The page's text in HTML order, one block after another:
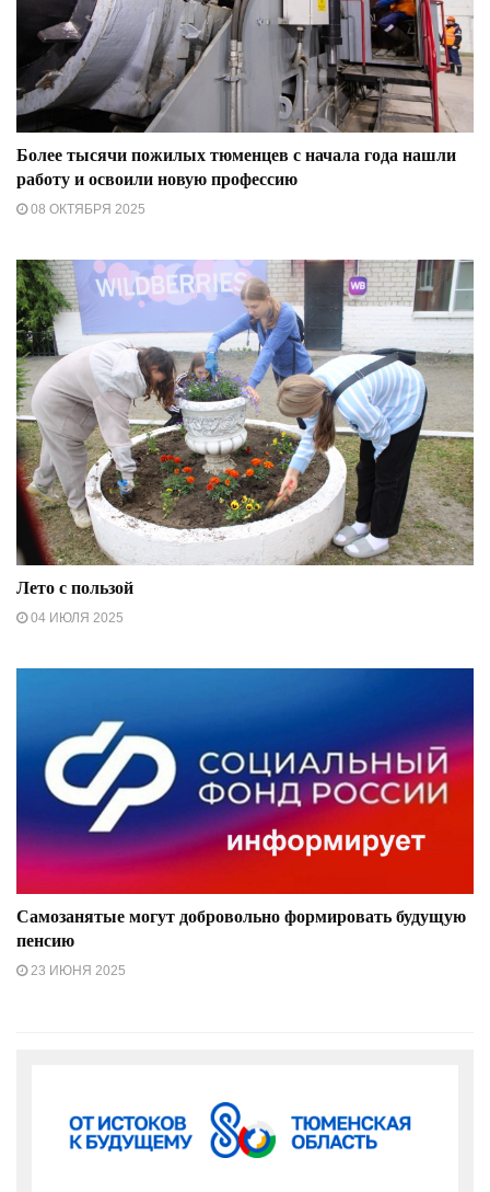
Более тысячи пожилых тюменцев с начала года нашли
работу и освоили новую профессию
08 ОКТЯБРЯ 2025
Лето с пользой
04 ИЮЛЯ 2025
Самозанятые могут добровольно формировать будущую
пенсию
23 ИЮНЯ 2025